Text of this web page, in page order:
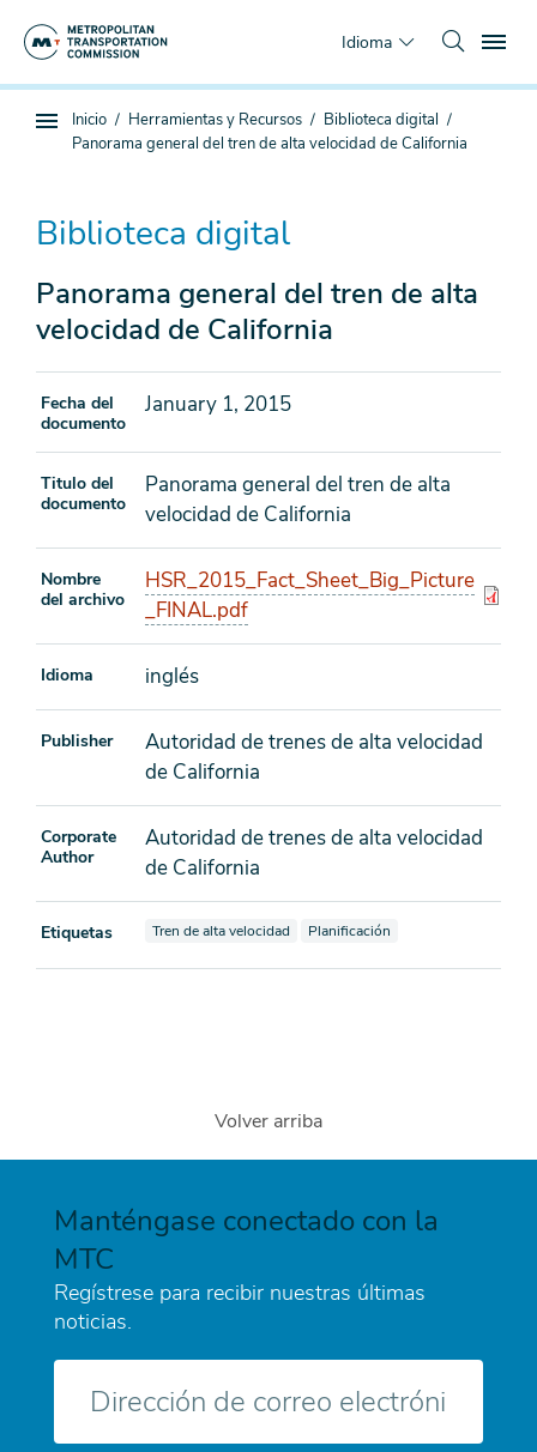
Idioma
Navegación
Estás
aquí
Inicio Herramientas y Recursos
Biblioteca digital
Panorama general del tren de alta velocidad de California
Biblioteca digital
Panorama general del tren de alta
velocidad de California
Fecha del
documento
January 1, 2015
Titulo del
documento
Panorama general del tren de alta
velocidad de California
Nombre
del archivo
HSR_2015_Fact_Sheet_Big_Picture
_FINAL.pdf
Idioma inglés
Publisher
Autoridad de trenes de alta velocidad
de California
Corporate
Author
Autoridad de trenes de alta velocidad
de California
Etiquetas Ver documentos también etiquetados como
Tren de alta velocidad Ver documentos también
Planificación
Volver arriba
Manténgase conectado con la
MTC
Regístrese para recibir nuestras últimas
noticias.
electrónico